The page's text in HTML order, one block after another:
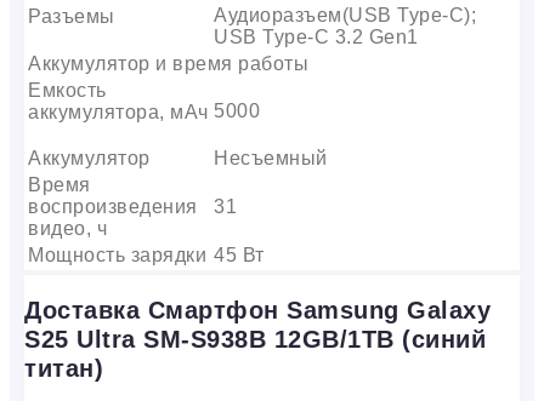
Разъемы
Аудиоразъем(USB Type-C);
USB Type-C 3.2 Gen1
Аккумулятор и время работы
Емкость
аккумулятора, мАч 5000
Аккумулятор
Несъемный
Время
воспроизведения
видео, ч
31
Мощность зарядки 45 Вт
Доставка Смартфон Samsung Galaxy
S25 Ultra SM-S938B 12GB/1TB (синий
титан)